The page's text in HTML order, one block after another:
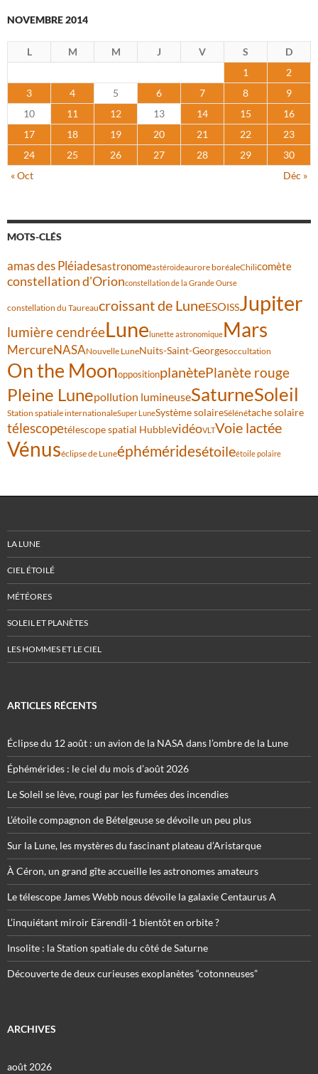
NOVEMBRE 2014
L M M J V S
D
1
2
3
4 5 6 7 8
9
10
11 12 13 14 15
16
17
18 19 20 21 22
23
24
25 26 27 28 29
30
« Oct
Déc »
MOTS-CLÉS
amas des Pléiadesastronomeastéroïdeaurore boréaleChilicomète
constellation d'Orionconstellation de la Grande Ourse
constellation du Taureaucroissant de LuneESOISSJupiter
lumière cendréeLune lunette astronomiqueMars
MercureNASANouvelle LuneNuits-Saint-Georgesoccultation
On the MoonoppositionplanètePlanète rouge
Pleine Lunepollution lumineuseSaturneSoleil
Station spatiale internationaleSuper LuneSystème solaireSélénétache solaire
télescopetélescope spatial HubblevidéoVLTVoie lactée
Vénuséclipse de Luneéphéméridesétoileétoile polaire
LA LUNE
CIEL ÉTOILÉ
MÉTÉORES
SOLEIL ET PLANÈTES
LES HOMMES ET LE CIEL
ARTICLES RÉCENTS
Éclipse du 12 août : un avion de la NASA dans l’ombre de la Lune
Éphémérides : le ciel du mois d’août 2026
Le Soleil se lève, rougi par les fumées des incendies
L’étoile compagnon de Bételgeuse se dévoile un peu plus
Sur la Lune, les mystères du fascinant plateau d’Aristarque
À Céron, un grand gîte accueille les astronomes amateurs
Le télescope James Webb nous dévoile la galaxie Centaurus A
L’inquiétant miroir Eärendil-1 bientôt en orbite ?
Insolite : la Station spatiale du côté de Saturne
Découverte de deux curieuses exoplanètes “cotonneuses”
ARCHIVES
août 2026